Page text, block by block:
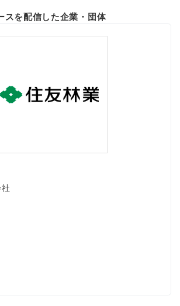
スを配信した企業・団体